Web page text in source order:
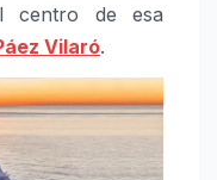
centro de esa
Vilaró.